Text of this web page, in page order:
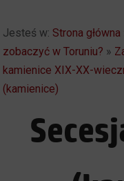
Jesteś w: Strona główna
zobaczyć w Toruniu? »
kamienice XIX-XX-
(kamienice)